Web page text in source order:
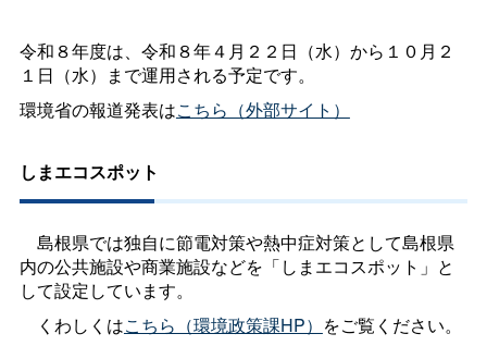
令和８年度は、令和８年４月２２日（水）から１０月２
１日（水）まで運用される予定です。
環境省の報道発表はこちら（外部サイト）
しまエコスポット
島根県では独自に節電対策や熱中症対策として島根県
内の公共施設や商業施設などを「しまエコスポット」と
して設定しています。
くわしくはこちら（環境政策課HP） をご覧ください。